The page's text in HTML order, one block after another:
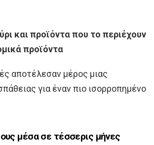
και προϊόντα που το περιέχουν
προϊόντα
αποτέλεσαν μέρος μιας
για έναν πιο ισορροπημένο
μέσα σε τέσσερις μήνες